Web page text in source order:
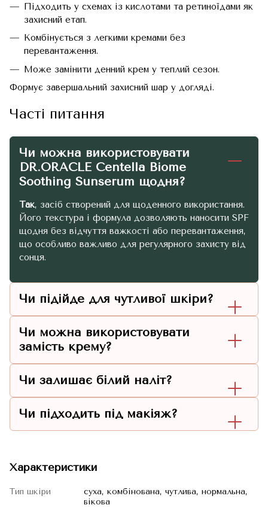
Підходить у схемах із кислотами та ретиноїдами як
захисний етап.
Комбінується з легкими кремами без
перевантаження.
Може замінити денний крем у теплий сезон.
Формує завершальний захисний шар у догляді.
Часті питання
Чи можна використовувати
DR.ORACLE Centella Biome
Soothing Sunserum щодня?
Так, засіб створений для щоденного використання.
Його текстура і формула дозволяють наносити SPF
щодня без відчуття важкості або перевантаження,
що особливо важливо для регулярного захисту від
сонця.
Чи підійде для чутливої шкіри?
Чи можна використовувати
замість крему?
Чи залишає білий наліт?
Чи підходить під макіяж?
Характеристики
Тип шкіри
суха, комбінована, чутлива, нормальна,
вікова